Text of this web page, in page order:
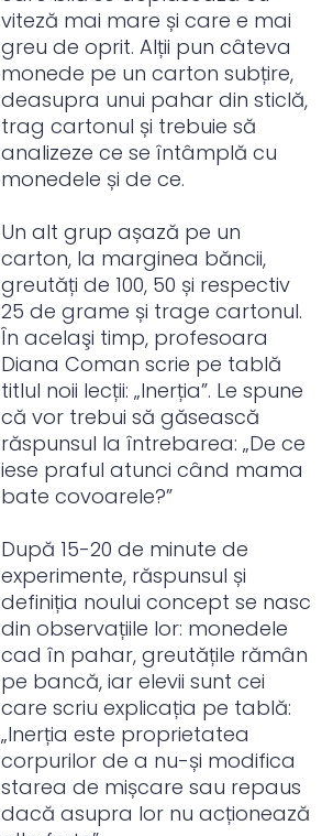
viteză mai mare și care e mai
greu de oprit. Alții pun câteva
monede pe un carton subțire,
deasupra unui pahar din sticlă,
trag cartonul și trebuie să
analizeze ce se întâmplă cu
monedele și de ce.
Un alt grup așază pe un
carton, la marginea băncii,
greutăți de 100, 50 și respectiv
25 de grame și trage cartonul.
În acelaşi timp, profesoara
Diana Coman scrie pe tablă
titlul noii lecții: „Inerția”. Le spune
că vor trebui să găsească
răspunsul la întrebarea: „De ce
iese praful atunci când mama
bate covoarele?”
După 15-20 de minute de
experimente, răspunsul și
definiția noului concept se nasc
din observațiile lor: monedele
cad în pahar, greutățile rămân
pe bancă, iar elevii sunt cei
care scriu explicația pe tablă:
„Inerția este proprietatea
corpurilor de a nu-și modifica
starea de mișcare sau repaus
dacă asupra lor nu acționează